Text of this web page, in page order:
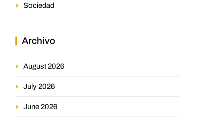
Sociedad
Archivo
August 2026
July 2026
June 2026